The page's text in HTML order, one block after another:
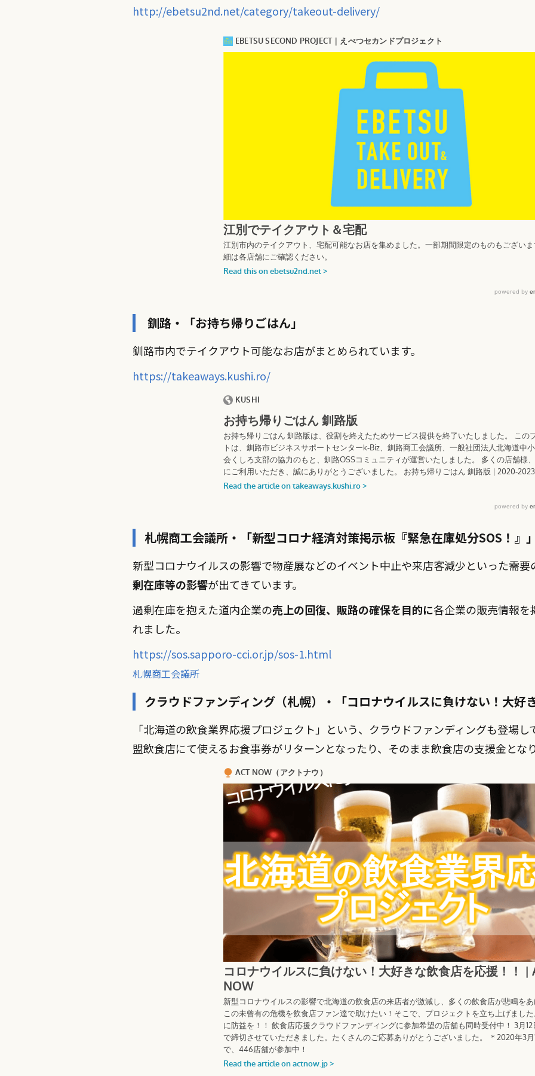
http://ebetsu2nd.net/category/takeout-delivery/
釧路・「お持ち帰りごはん」
釧路市内でテイクアウト可能なお店がまとめられています。
https://takeaways.kushi.ro/
札幌商工会議所・「新型コロナ経済対策掲示板『緊急在庫処分SOS！』
新型コロナウイルスの影響で物産展などのイベント中止や来店客減少といった需要
剰在庫等の影響が出てきています。
過剰在庫を抱えた道内企業の売上の回復、販路の確保を目的に各企業の販売情報
れました。
https://sos.sapporo-cci.or.jp/sos-1.html
札幌商工会議所
クラウドファンディング（札幌）・「コロナウイルスに負けない！大好
「北海道の飲食業界応援プロジェクト」という、クラウドファンディングも登場
盟飲食店にて使えるお食事券がリターンとなったり、そのまま飲食店の支援金とな